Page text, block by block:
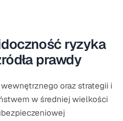
ryzyka
prawdy
oraz strategii i
w średniej wielkości